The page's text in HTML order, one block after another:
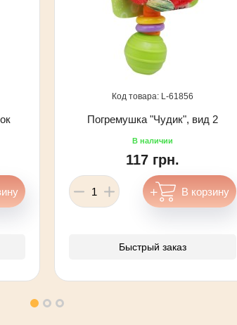
61856
Погремушка "Чудик", вид 2
117 грн.
Быстрый заказ